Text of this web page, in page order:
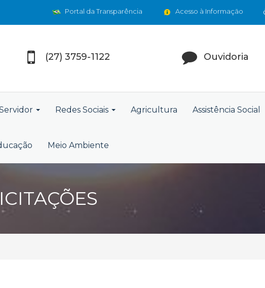
Acesso à Informação
Portal da Transparência
(27) 3759-1122 Ouvidoria
Redes Sociais Agricultura Assistência Social
Meio Ambiente